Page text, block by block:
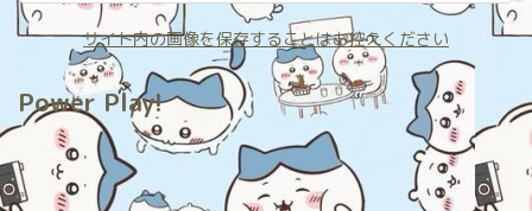
サイト内の画像を保存することはお控えください
Power Play!